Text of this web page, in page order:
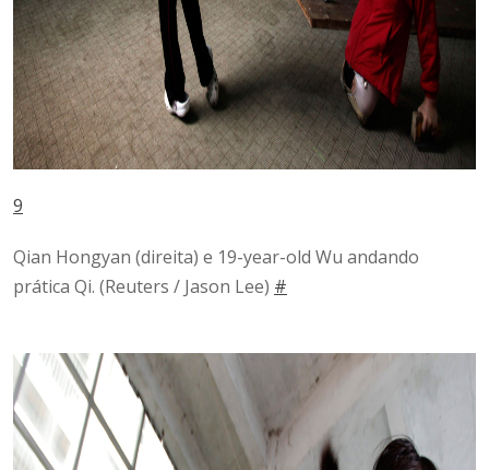
9
Qian Hongyan (direita) e 19-year-old Wu andando
prática Qi. (Reuters / Jason Lee) #